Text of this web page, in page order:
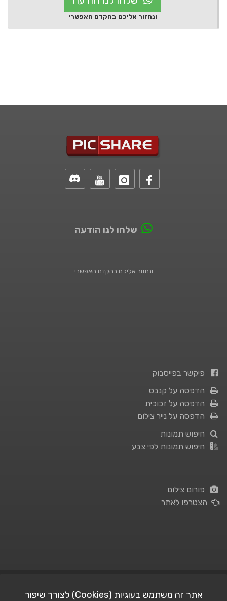
ונחזור אליכם בהקדם האפשרי
שלחו לנו הודעה
ונחזור אליכם בהקדם האפשרי
פיקשר בפייסבוק
הדפסה על קנבס
הדפסה על זכוכית
הדפסה על נייר צילום
חיפוש תמונות
חיפוש תמונות לפי צבע
פורום צילום
הצטרפו לאתר
אתר זה משתמש בעוגיות (Cookies) לצורך שיפור